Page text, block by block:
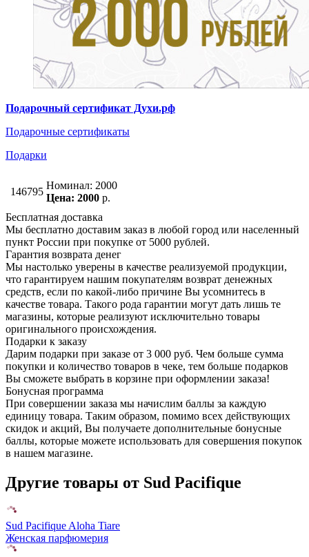
Подарочный сертификат Духи.рф
Подарочные сертификаты
Подарки
146795
Номинал: 2000
Цена: 2000 р.
Бесплатная доставка
Мы бесплатно доставим заказ в любой город или населенный
пункт России при покупке от 5000 рублей.
Гарантия возврата денег
Мы настолько уверены в качестве реализуемой продукции,
что гарантируем нашим покупателям возврат денежных
средств, если по какой-либо причине Вы усомнитесь в
качестве товара. Такого рода гарантии могут дать лишь те
магазины, которые реализуют исключительно товары
оригинального происхождения.
Подарки к заказу
Дарим подарки при заказе от 3 000 руб. Чем больше сумма
покупки и количество товаров в чеке, тем больше подарков
Вы сможете выбрать в корзине при оформлении заказа!
Бонусная программа
При совершении заказа мы начислим баллы за каждую
единицу товара. Таким образом, помимо всех действующих
скидок и акций, Вы получаете дополнительные бонусные
баллы, которые можете использовать для совершения покупок
в нашем магазине.
Другие товары от Sud Pacifique
Sud Pacifique Aloha Tiare
Женская парфюмерия